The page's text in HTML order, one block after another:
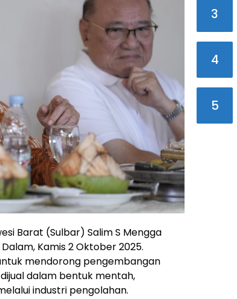
Barat (Sulbar) Salim S Mengga
Kamis 2 Oktober 2025.
mendorong pengembangan
dalam bentuk mentah,
industri pengolahan.
3
4
5